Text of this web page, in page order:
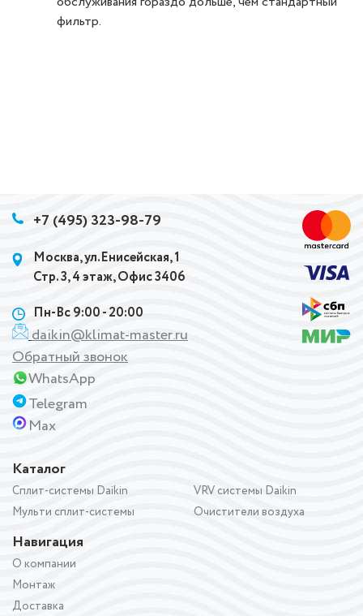
фильтр.
Каталог
Сплит-системы Daikin
Мульти сплит-системы
VRV системы Daikin
Очистители воздуха
Навигация
О компании
Монтаж
Доставка
+7 (495) 323-98-79
Москва, ул.Енисейская, 1
Стр. 3, 4 этаж, Офис 3406
Пн-Вс 9:00 - 20:00
daikin@klimat-master.ru
Обратный звонок
WhatsApp
Telegram
Max